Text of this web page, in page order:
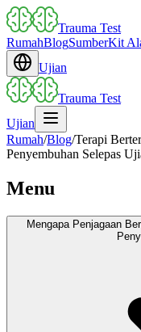
Trauma Test
RumahBlogSumberKit
Ujian
Trauma Test
Ujian
Rumah/Blog/Terapi
Penyembuhan Selepas
Menu
Mengapa Penjagaan